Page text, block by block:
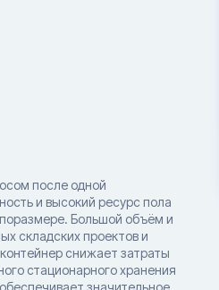
после одной
и высокий ресурс пола
Большой объём и
складских проектов и
снижает затраты
стационарного хранения
значительное